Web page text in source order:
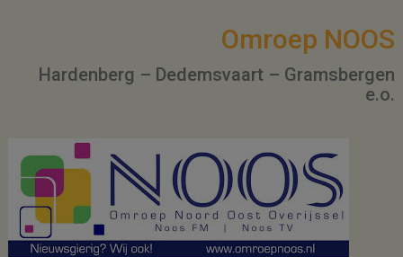
Omroep NOOS
Hardenberg – Dedemsvaart – Gramsbergen
e.o.